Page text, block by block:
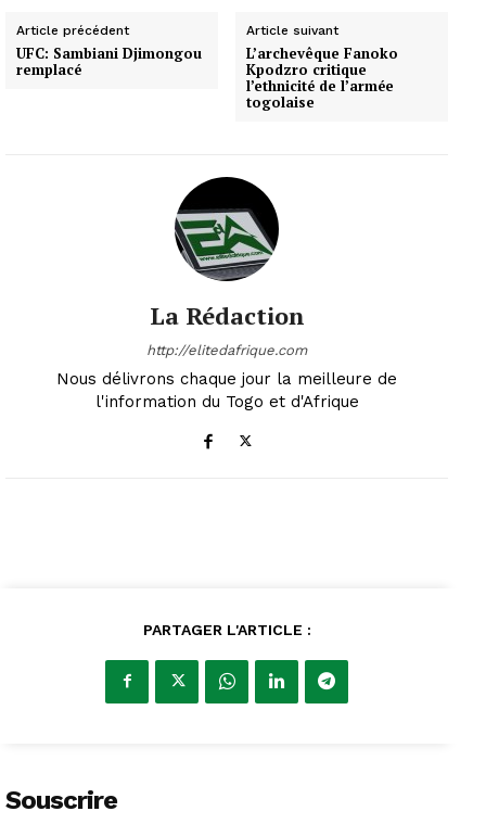
Article précédent
UFC: Sambiani Djimongou
remplacé
Article suivant
L’archevêque Fanoko
Kpodzro critique
l’ethnicité de l’armée
togolaise
La Rédaction
http://elitedafrique.com
Nous délivrons chaque jour la meilleure de
l'information du Togo et d'Afrique
PARTAGER L'ARTICLE :
Souscrire